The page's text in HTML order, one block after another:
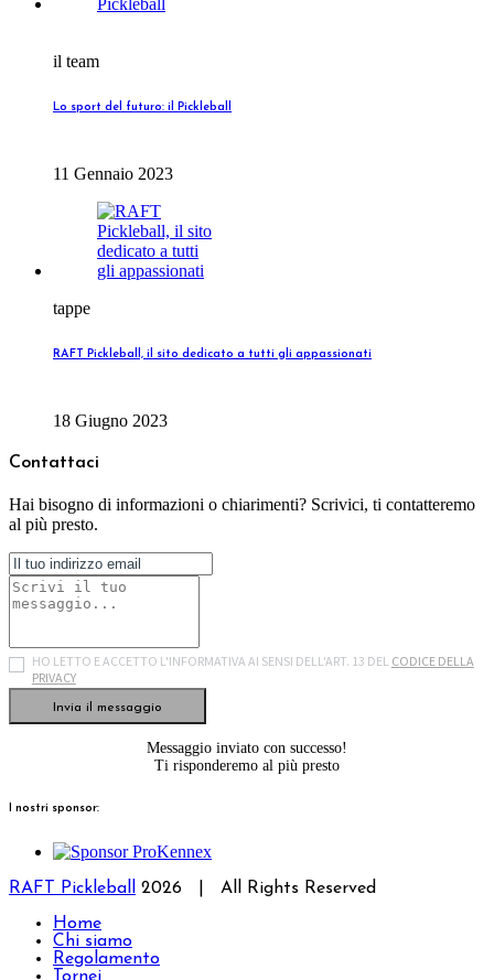
il team
Lo sport del futuro: il Pickleball
11 Gennaio 2023
tappe
RAFT Pickleball, il sito dedicato a tutti gli appassionati
18 Giugno 2023
Contattaci
Hai bisogno di informazioni o chiarimenti? Scrivici, ti contatteremo
al più presto.
HO LETTO E ACCETTO L'INFORMATIVA AI SENSI DELL'ART. 13 DEL CODICE DELLA
PRIVACY
Invia il messaggio
Messaggio inviato con successo!
Ti risponderemo al più presto
I nostri sponsor:
RAFT Pickleball
2026 | All Rights Reserved
Home
Chi siamo
Regolamento